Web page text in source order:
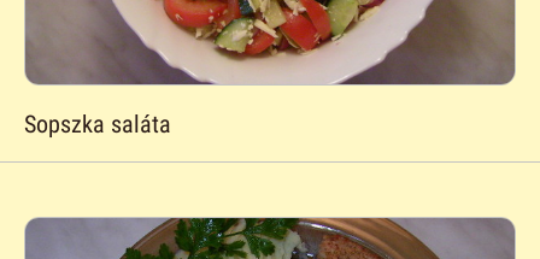
Sopszka saláta